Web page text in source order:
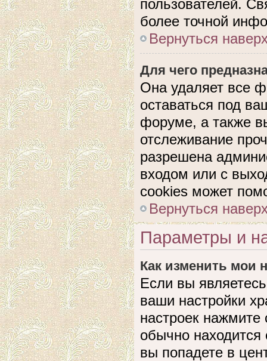
пользователей.
более точной
Вернуться
Для чего
Она удаляет все
оставаться под
форуме, а также
отслеживание
разрешена
входом или с
cookies может
Вернуться
Параметры и
Как изменить мои
Если вы
ваши настройки
настроек нажмите
обычно
вы попадете в